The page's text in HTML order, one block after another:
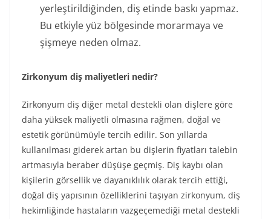
yerleştirildiğinden, diş etinde baskı yapmaz.
Bu etkiyle yüz bölgesinde morarmaya ve
şişmeye neden olmaz.
Zirkonyum diş maliyetleri nedir?
Zirkonyum diş diğer metal destekli olan dişlere göre
daha yüksek maliyetli olmasına rağmen, doğal ve
estetik görünümüyle tercih edilir. Son yıllarda
kullanılması giderek artan bu dişlerin fiyatları talebin
artmasıyla beraber düşüşe geçmiş. Diş kaybı olan
kişilerin görsellik ve dayanıklılık olarak tercih ettiği,
doğal diş yapısının özelliklerini taşıyan zirkonyum, diş
hekimliğinde hastaların vazgeçemediği metal destekli